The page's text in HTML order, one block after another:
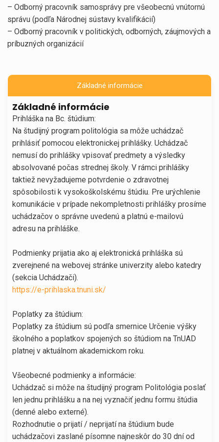
– Odborný pracovník samosprávy pre všeobecnú vnútornú
správu (podľa Národnej sústavy kvalifikácií)
– Odborný pracovník v politických, odborných, záujmových a
príbuzných organizácií
Základné informácie
Základné informácie
Prihláška na Bc. štúdium:
Na študijný program politológia sa môže uchádzač
prihlásiť pomocou elektronickej prihlášky. Uchádzač
nemusí do prihlášky vpisovať predmety a výsledky
absolvované počas strednej školy. V rámci prihlášky
taktiež nevyžadujeme potvrdenie o zdravotnej
spôsobilosti k vysokoškolskému štúdiu. Pre urýchlenie
komunikácie v prípade nekompletnosti prihlášky prosíme
uchádzačov o správne uvedenú a platnú e-mailovú
adresu na prihláške.
Podmienky prijatia ako aj elektronická prihláška sú
zverejnené na webovej stránke univerzity alebo katedry
(sekcia Uchádzači).
https://e-prihlaska.tnuni.sk/
Poplatky za štúdium:
Poplatky za štúdium sú podľa smernice Určenie výšky
školného a poplatkov spojených so štúdiom na TnUAD
platnej v aktuálnom akademickom roku.
Všeobecné podmienky a informácie:
Uchádzač si môže na študijný program Politológia poslať
len jednu prihlášku a na nej vyznačiť jednu formu štúdia
(denné alebo externé).
Rozhodnutie o prijatí / neprijatí na štúdium bude
uchádzačovi zaslané písomne najneskôr do 30 dní od